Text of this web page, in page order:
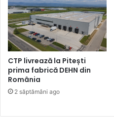
CTP livrează la Pitești
prima fabrică DEHN din
România
2 săptămâni ago